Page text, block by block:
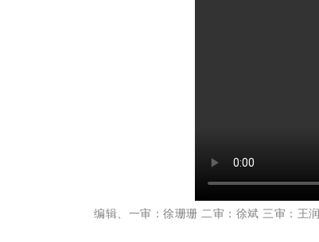
编辑、一审：徐珊珊 二审：徐斌 三审：王润